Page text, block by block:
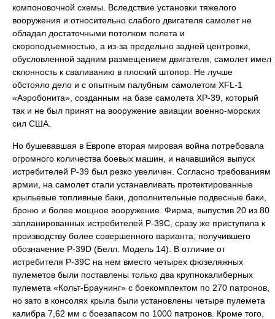
компоновочной схемы. Вследствие установки тяжелого
вооружения и относительно слабого двигателя самолет не
обладал достаточными потолком полета и
скороподъемностью, а из-за предельно задней центровки,
обусловленной задним размещением двигателя, самолет имел
склонность к сваливанию в плоский штопор. Не лучше
обстояло дело и с опытным палубным самолетом ХFL-1
«Аэробонита», созданным на базе самолета ХР-39, который
так и не был принят на вооружение авиации военно-морских
сил США.
Но бушевавшая в Европе вторая мировая война потребовала
огромного количества боевых машин, и начавшийся выпуск
истребителей Р-39 был резко увеличен. Согласно требованиям
армии, на самолет стали устанавливать протектированные
крыльевые топливные баки, дополнительные подвесные баки,
броню и более мощное вооружение. Фирма, выпустив 20 из 80
запланированных истребителей Р-39С, сразу же приступила к
производству более совершенного варианта, получившего
обозначение Р-39D (Белл. Модель 14). В отличие от
истребителя Р-39С на нем вместо четырех фюзеляжных
пулеметов были поставлены только два крупнокалиберных
пулемета «Кольт-Браунинг» с боекомплектом по 270 патронов,
но зато в консолях крыла были установлены четыре пулемета
калибра 7,62 мм с боезапасом по 1000 патронов. Кроме того,